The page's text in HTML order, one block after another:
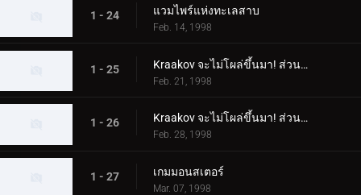
1 - 24 แวมไพร์แห่งทะเลสาบ
Feb. 14, 1998
1 - 25 Kraakov จะไม่โผล่ขึ้นมา! ส่วนที่ 1
Feb. 21, 1998
1 - 26 Kraakov จะไม่โผล่ขึ้นมา! ส่วนที่ 2
Feb. 28, 1998
1 - 27 เกมมอนสเตอร์
Mar. 07, 1998